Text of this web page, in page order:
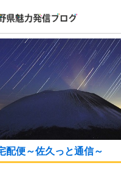
配便～佐久っと通信～